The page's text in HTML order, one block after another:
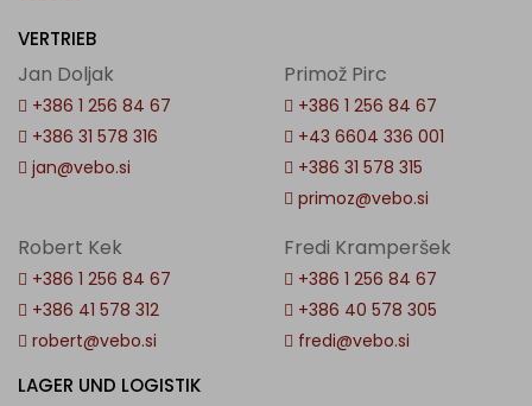
VERTRIEB
Jan Doljak
+386 1 256 84 67
+386 31 578 316
jan@vebo.si
Primož Pirc
+386 1 256 84 67
+43 6604 336 001
+386 31 578 315
primoz@vebo.si
Robert Kek
+386 1 256 84 67
+386 41 578 312
robert@vebo.si
Fredi Kramperšek
+386 1 256 84 67
+386 40 578 305
fredi@vebo.si
LAGER UND LOGISTIK